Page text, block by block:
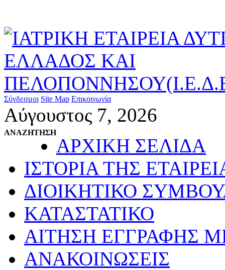
Σύνδεσμοι Site Map Επικοινωνία
Αύγουστος 7, 2026
ΑΝΑΖΗΤΗΣΗ
ΑΡΧΙΚΗ ΣΕΛΙΔΑ
ΙΣΤΟΡΙΑ ΤΗΣ
ΔΙΟΙΚΗΤΙΚΟ
ΚΑΤΑΣΤΑΤΙΚΟ
ΑΙΤΗΣΗ ΕΓΓΡΑΦΗΣ
ΑΝΑΚΟΙΝΩΣΕΙΣ